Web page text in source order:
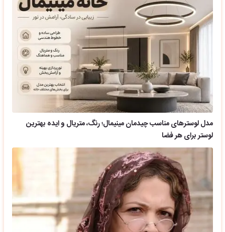
مدل لوسترهای مناسب چیدمان مینیمال؛ رنگ، متریال و ایده بهترین
لوستر برای هر فضا